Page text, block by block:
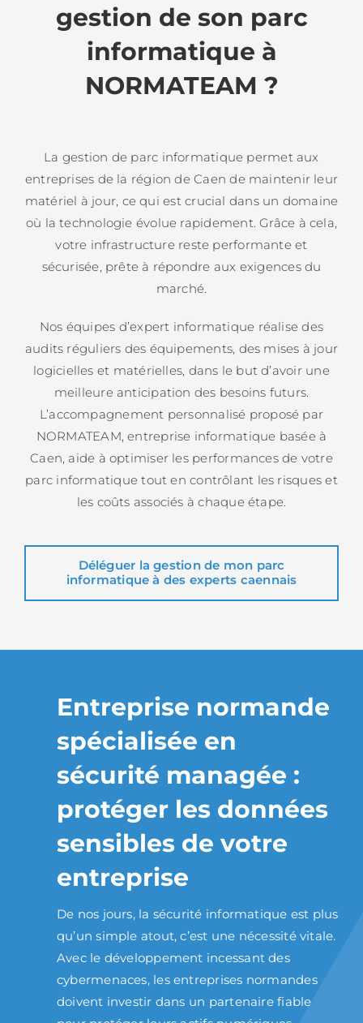
gestion de son parc
informatique à
NORMATEAM ?
La gestion de parc informatique permet aux
entreprises de la région de Caen de maintenir leur
matériel à jour, ce qui est crucial dans un domaine
où la technologie évolue rapidement. Grâce à cela,
votre infrastructure reste performante et
sécurisée, prête à répondre aux exigences du
marché.
Nos équipes d’expert informatique réalise des
audits réguliers des équipements, des mises à jour
logicielles et matérielles, dans le but d’avoir une
meilleure anticipation des besoins futurs.
L’accompagnement personnalisé proposé par
NORMATEAM, entreprise informatique basée à
Caen, aide à optimiser les performances de votre
parc informatique tout en contrôlant les risques et
les coûts associés à chaque étape.
Déléguer la gestion de mon parc
informatique à des experts caennais
Entreprise normande
spécialisée en
sécurité managée :
protéger les données
sensibles de votre
entreprise
De nos jours, la sécurité informatique est plus
qu’un simple atout, c’est une nécessité vitale.
Avec le développement incessant des
cybermenaces, les entreprises normandes
doivent investir dans un partenaire fiable